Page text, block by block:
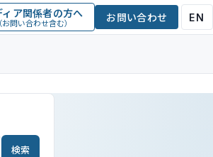
ィア関係者の方へ
（お問い合わせ含む） お問い合わせ EN
検索